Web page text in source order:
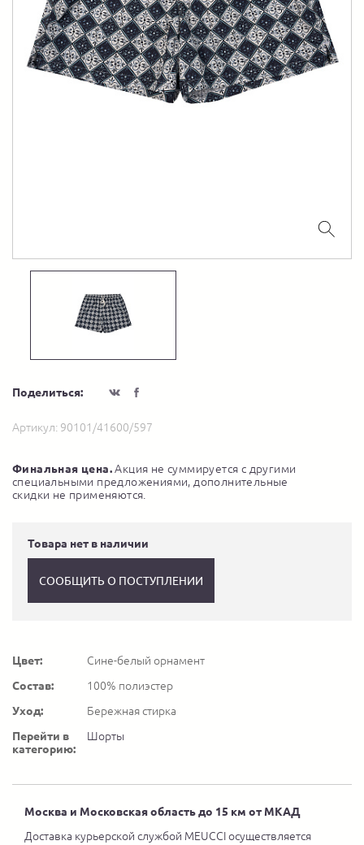
Поделиться:
Артикул: 90101/41600/597
Финальная цена.Акция не суммируется с другими
специальными предложениями, дополнительные
скидки не применяются.
Товара нет в наличии
СООБЩИТЬ О ПОСТУПЛЕНИИ
Цвет:
Сине-белый орнамент
Состав:
100% полиэстер
Уход:
Бережная стирка
Перейти в
категорию:
Шорты
Москва и Московская область до 15 км от МКАД
Доставка курьерской службой MEUCCI осуществляется